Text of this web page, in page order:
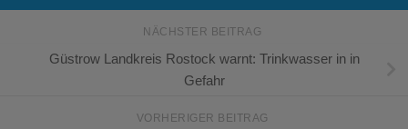
NÄCHSTER BEITRAG
Güstrow Landkreis Rostock warnt: Trinkwasser in in
Gefahr
VORHERIGER BEITRAG